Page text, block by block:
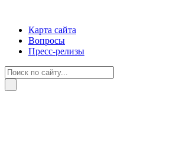
Карта сайта
Вопросы
Пресс-релизы